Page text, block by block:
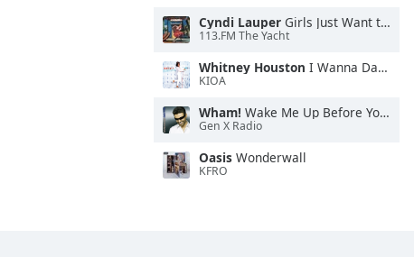
Cyndi Lauper Girls Just Want to Have Fun
113.FM The Yacht
Whitney Houston I Wanna Dance With Somebody
KIOA
Wham! Wake Me Up Before You Go-Go
Gen X Radio
Oasis Wonderwall
KFRO